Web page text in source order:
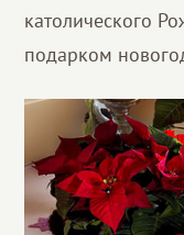
католического
подарком